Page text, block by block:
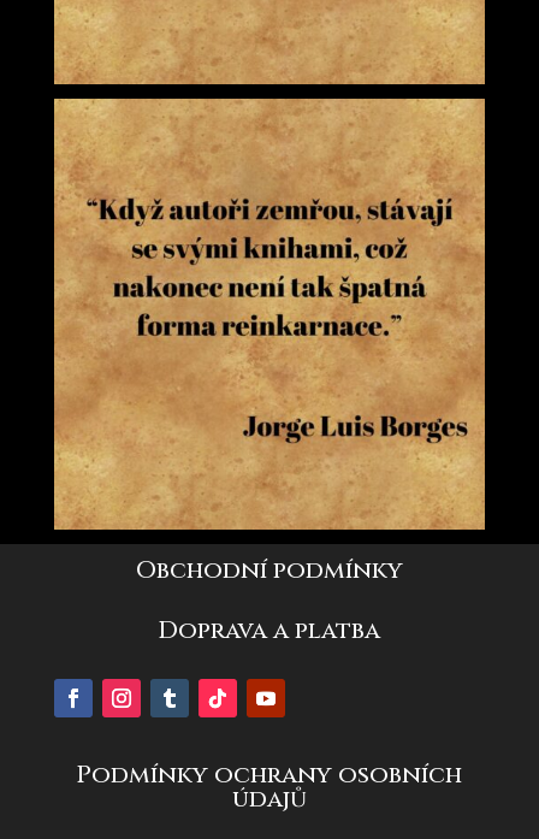
Obchodní podmínky
Doprava a platba
Podmínky ochrany osobních
údajů